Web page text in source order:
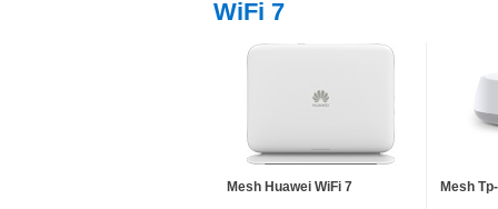
WiFi 7
Mesh Huawei WiFi 7
Mesh